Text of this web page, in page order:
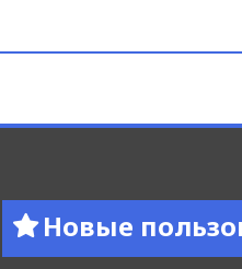
Новые